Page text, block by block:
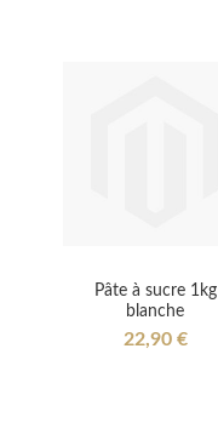
Pâte à sucre 1kg
blanche
22,90 €